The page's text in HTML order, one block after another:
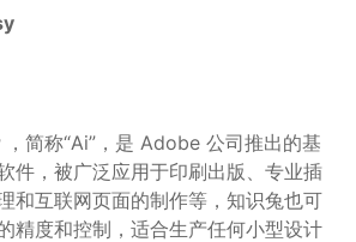
，简称“Ai”，是 Adobe 公司推出的基
件，被广泛应用于印刷出版、专业插
和互联网页面的制作等，知识兔也可
精度和控制，适合生产任何小型设计